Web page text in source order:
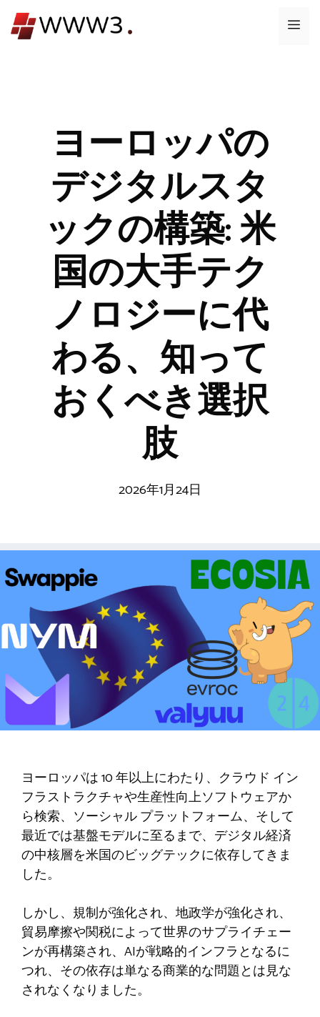
ン
メ
ヨーロッパの
デジタルスタ
ックの構築: 米
国の大手テク
ノロジーに代
わる、知って
おくべき選択
肢
2026年1月24日
ヨーロッパは 10 年以上にわたり、クラウド イン
フラストラクチャや生産性向上ソフトウェアか
ら検索、ソーシャル プラットフォーム、そして
最近では基盤モデルに至るまで、デジタル経済
の中核層を米国のビッグテックに依存してきま
した。
しかし、規制が強化され、地政学が強化され、
貿易摩擦や関税によって世界のサプライチェー
ンが再構築され、AIが戦略的インフラとなるに
つれ、その依存は単なる商業的な問題とは見な
されなくなりました。